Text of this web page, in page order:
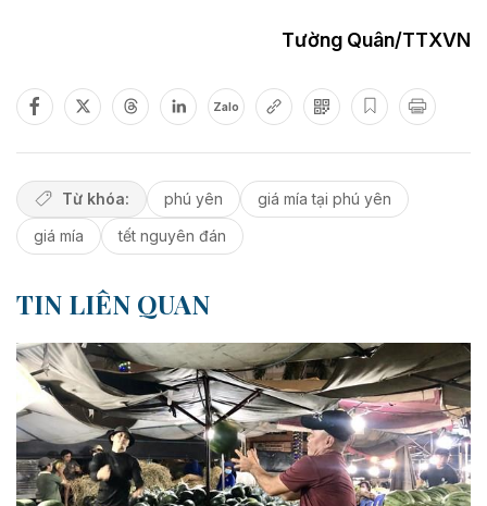
Tường Quân/TTXVN
Zalo
Từ khóa: phú yên
giá mía tại phú yên
giá mía
tết nguyên đán
TIN LIÊN QUAN